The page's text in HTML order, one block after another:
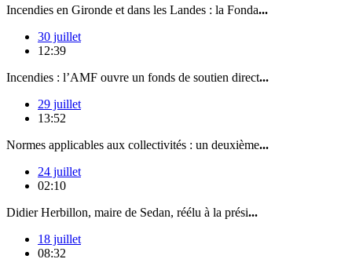
Incendies en Gironde et dans les Landes : la Fonda...
30 juillet
12:39
Incendies : l’AMF ouvre un fonds de soutien direct...
29 juillet
13:52
Normes applicables aux collectivités : un deuxième...
24 juillet
02:10
Didier Herbillon, maire de Sedan, réélu à la prési...
18 juillet
08:32